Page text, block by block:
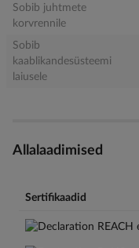
Sobib juhtmete
korvrennile
Sobib
kaablikandesüsteemi
laiusele
Allalaadimised
Sertifikaadid